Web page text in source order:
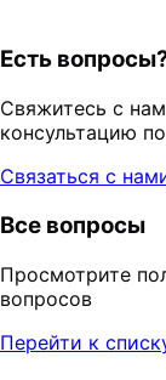
Есть
Свяжитесь с
консультацию
Связаться с
Все вопросы
Просмотрите
вопросов
Перейти к